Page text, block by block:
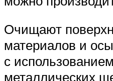
Очищают
материалов и
с
металлических